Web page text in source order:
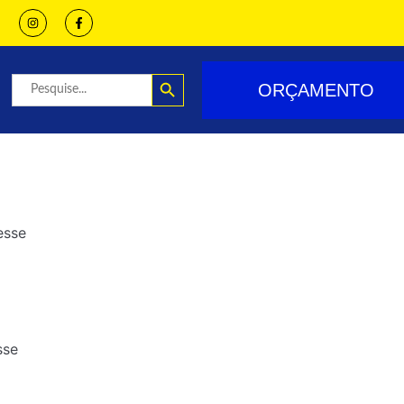
Search
for:
Search Button
ORÇAMENTO